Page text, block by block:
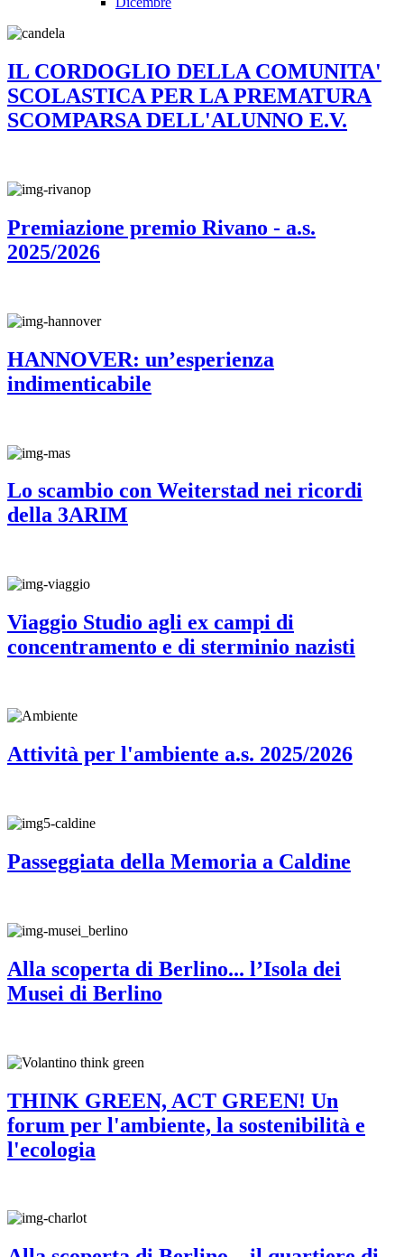
IL CORDOGLIO DELLA COMUNITA'
SCOLASTICA PER LA PREMATURA
SCOMPARSA DELL'ALUNNO E.V.
Premiazione premio Rivano - a.s.
2025/2026
HANNOVER: un’esperienza
indimenticabile
Lo scambio con Weiterstad nei ricordi
della 3ARIM
Viaggio Studio agli ex campi di
concentramento e di sterminio nazisti
Attività per l'ambiente a.s. 2025/2026
Passeggiata della Memoria a Caldine
Alla scoperta di Berlino... l’Isola dei
Musei di Berlino
THINK GREEN, ACT GREEN! Un
forum per l'ambiente, la sostenibilità e
l'ecologia